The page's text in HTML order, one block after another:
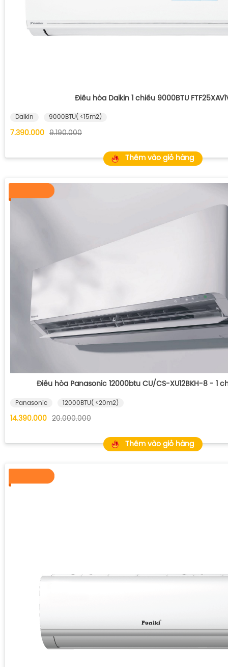
Điều hòa Daikin 1 chiều 9000BTU
Daikin 9000BTU( <15m2)
7.390.000 9.190.000
Thêm vào giỏ hàng
Điều hòa Panasonic 12000btu CU/CS-XU12BKH-8 - 1
Panasonic 12000BTU( <20m2)
14.390.000 20.000.000
Thêm vào giỏ hàng